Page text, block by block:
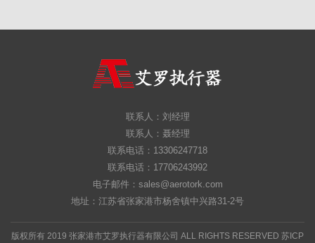
联系人：刘经理
联系人：聂经理
联系电话：13306247718
联系电话：17706243992
电子邮件：sales@aerotork.com
地址：江苏省张家港市杨舍镇中兴路31-2号
版权所有 2019 张家港市艾罗执行器有限公司 ALL RIGHTS RESERVED 苏ICP